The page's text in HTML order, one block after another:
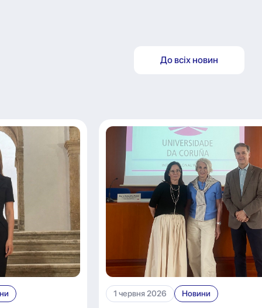
До всіх новин
1 червня 2026 Новини